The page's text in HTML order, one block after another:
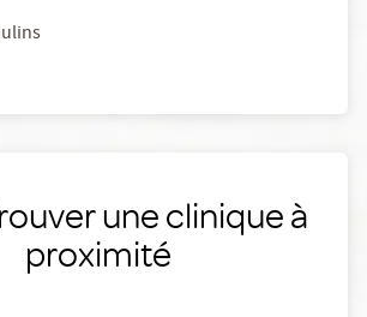
une clinique à
proximité